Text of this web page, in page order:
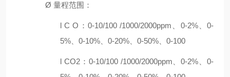
Ø 量程范围：
lC O：0-10/100 /1000/2000ppm、0-2%、0-
5%、0-10%、0-20%、0-50%、0-100
l CO2：0-10/100 /1000/2000ppm、0-2%、0-